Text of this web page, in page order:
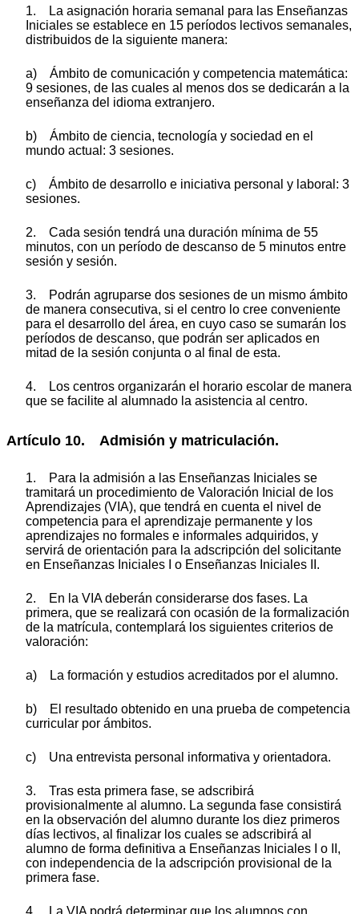
1. La asignación horaria semanal para las Enseñanzas
Iniciales se establece en 15 períodos lectivos semanales,
distribuidos de la siguiente manera:
a) Ámbito de comunicación y competencia matemática:
9 sesiones, de las cuales al menos dos se dedicarán a la
enseñanza del idioma extranjero.
b) Ámbito de ciencia, tecnología y sociedad en el
mundo actual: 3 sesiones.
c) Ámbito de desarrollo e iniciativa personal y laboral: 3
sesiones.
2. Cada sesión tendrá una duración mínima de 55
minutos, con un período de descanso de 5 minutos entre
sesión y sesión.
3. Podrán agruparse dos sesiones de un mismo ámbito
de manera consecutiva, si el centro lo cree conveniente
para el desarrollo del área, en cuyo caso se sumarán los
períodos de descanso, que podrán ser aplicados en
mitad de la sesión conjunta o al final de esta.
4. Los centros organizarán el horario escolar de manera
que se facilite al alumnado la asistencia al centro.
Artículo 10. Admisión y matriculación.
1. Para la admisión a las Enseñanzas Iniciales se
tramitará un procedimiento de Valoración Inicial de los
Aprendizajes (VIA), que tendrá en cuenta el nivel de
competencia para el aprendizaje permanente y los
aprendizajes no formales e informales adquiridos, y
servirá de orientación para la adscripción del solicitante
en Enseñanzas Iniciales I o Enseñanzas Iniciales II.
2. En la VIA deberán considerarse dos fases. La
primera, que se realizará con ocasión de la formalización
de la matrícula, contemplará los siguientes criterios de
valoración:
a) La formación y estudios acreditados por el alumno.
b) El resultado obtenido en una prueba de competencia
curricular por ámbitos.
c) Una entrevista personal informativa y orientadora.
3. Tras esta primera fase, se adscribirá
provisionalmente al alumno. La segunda fase consistirá
en la observación del alumno durante los diez primeros
días lectivos, al finalizar los cuales se adscribirá al
alumno de forma definitiva a Enseñanzas Iniciales I o II,
con independencia de la adscripción provisional de la
primera fase.